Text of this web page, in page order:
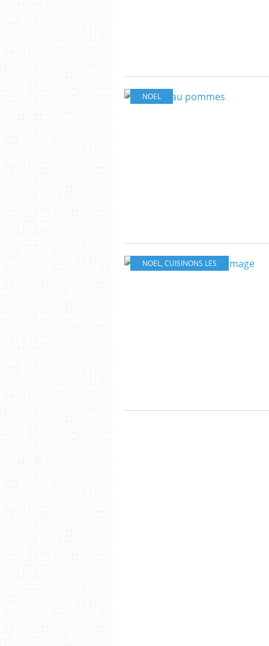
NOEL
NOEL, CUISINONS LES